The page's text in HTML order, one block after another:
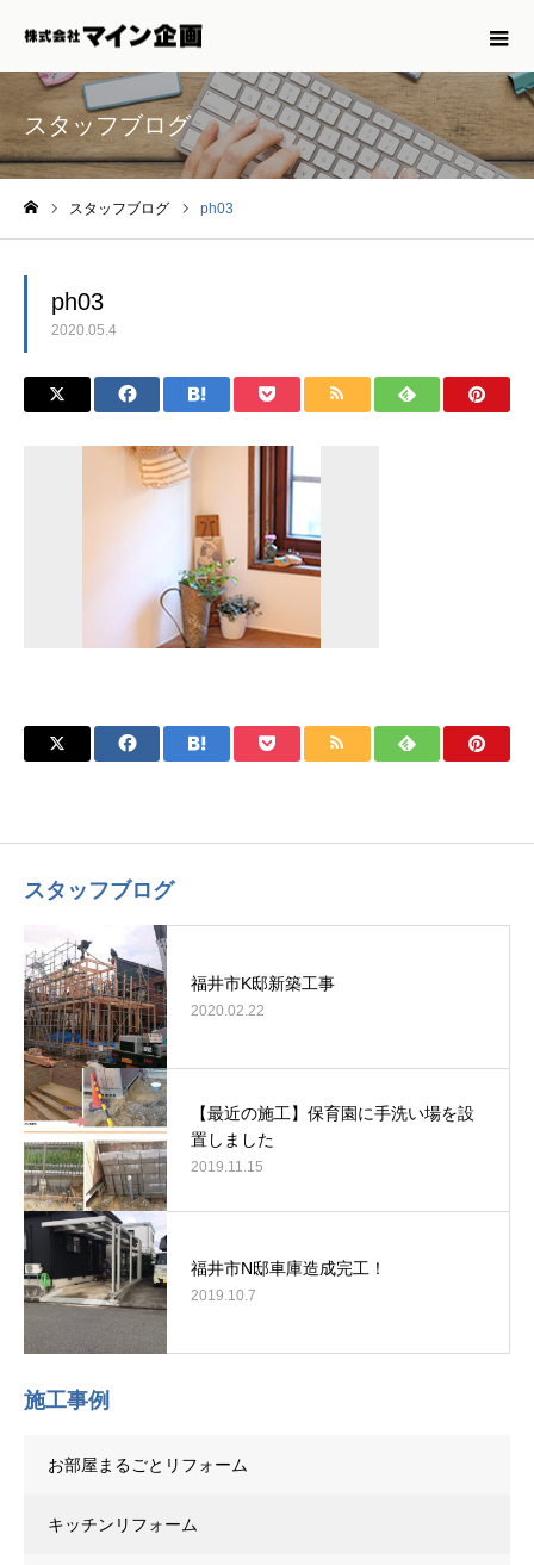
スタッフブログ
スタッフブログ ph03
ph03
2020.05.4
スタッフブログ
福井市K邸新築工事
2020.02.22
【最近の施工】保育園に手洗い場を設
置しました
2019.11.15
福井市N邸車庫造成完工！
2019.10.7
施工事例
お部屋まるごとリフォーム
キッチンリフォーム